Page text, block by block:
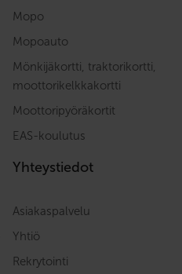
Mopo
Mopoauto
Mönkijäkortti, traktorikortti,
moottorikelkkakortti
Moottoripyöräkortit
EAS-koulutus
Yhteystiedot
Asiakaspalvelu
Yhtiö
Rekrytointi